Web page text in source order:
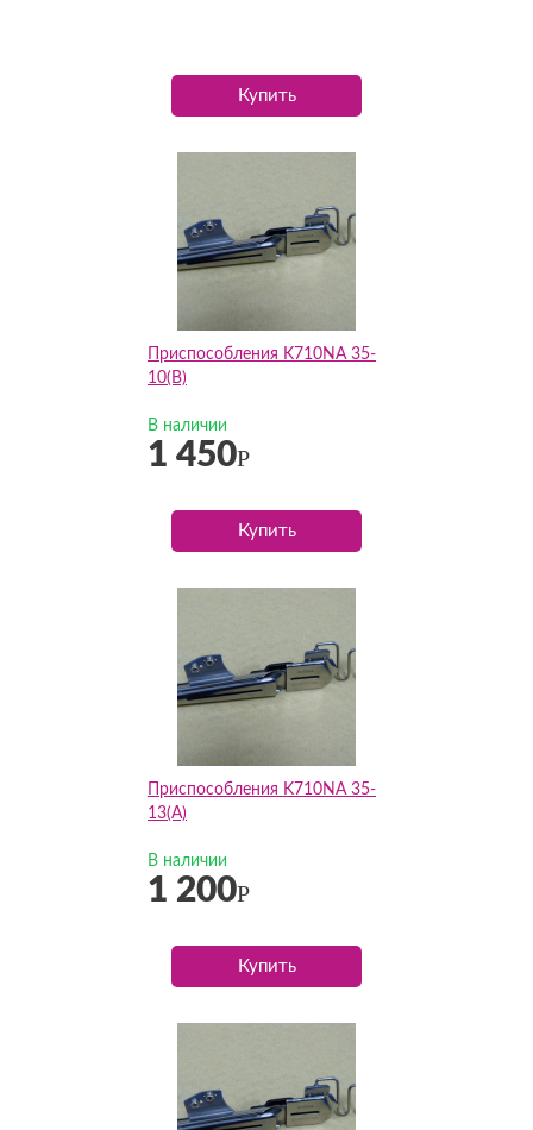
Купить
Приспособления K710NA 35-
10(B)
В наличии
1 450Р
Купить
Приспособления K710NA 35-
13(А)
В наличии
1 200Р
Купить